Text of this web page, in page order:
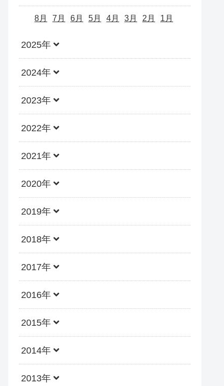
8月 7月 6月 5月 4月 3月 2月 1月
2025年
2024年
2023年
2022年
2021年
2020年
2019年
2018年
2017年
2016年
2015年
2014年
2013年